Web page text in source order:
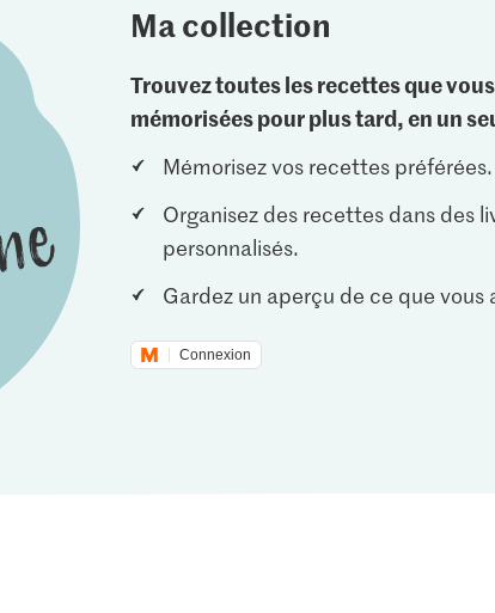
Ma collection
Trouvez toutes les recettes que
mémorisées pour plus tard, en un
Mémorisez vos recettes préférées.
Organisez des recettes dans des
personnalisés.
Gardez un aperçu de ce que vous
Connexion